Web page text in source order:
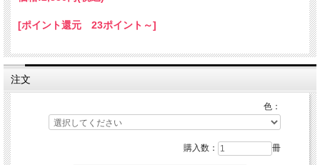
[ポイント還元 23ポイント～]
注文
色：
購入数： 冊